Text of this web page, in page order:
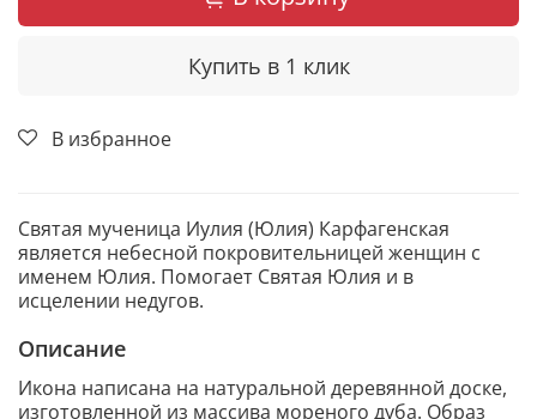
Купить в 1 клик
В избранное
Святая мученица Иулия (Юлия) Карфагенская
является небесной покровительницей женщин с
именем Юлия. Помогает Святая Юлия и в
исцелении недугов.
Описание
Икона написана на натуральной деревянной доске,
изготовленной из массива мореного дуба. Образ